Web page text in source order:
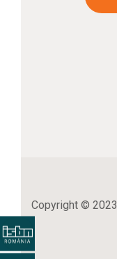
Copyright ©